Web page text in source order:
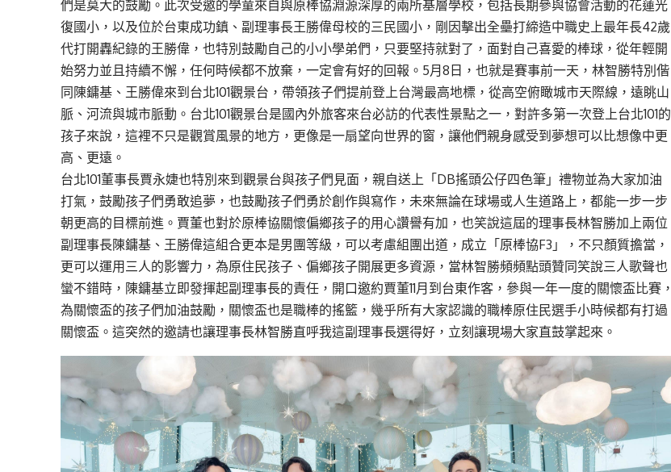
們是莫大的鼓勵。此次受邀的學童來自與原棒協淵源深厚的兩所基層學校，包括長期參與協會活動的花蓮光
復國小，以及位於台東成功鎮、副理事長王勝偉母校的三民國小，剛因擊出全壘打締造中職史上最年長42歲
代打開轟紀錄的王勝偉，也特別鼓勵自己的小小學弟們，只要堅持就對了，面對自己喜愛的棒球，從年輕開
始努力並且持續不懈，任何時候都不放棄，一定會有好的回報。5月8日，也就是賽事前一天，林智勝特別偕
同陳鏞基、王勝偉來到台北101觀景台，帶領孩子們提前登上台灣最高地標，從高空俯瞰城市天際線，遠眺山
脈、河流與城市脈動。台北101觀景台是國內外旅客來台必訪的代表性景點之一，對許多第一次登上台北101的
孩子來說，這裡不只是觀賞風景的地方，更像是一扇望向世界的窗，讓他們親身感受到夢想可以比想像中更
高、更遠。
台北101董事長賈永婕也特別來到觀景台與孩子們見面，親自送上「DB搖頭公仔四色筆」禮物並為大家加油
打氣，鼓勵孩子們勇敢追夢，也鼓勵孩子們勇於創作與寫作，未來無論在球場或人生道路上，都能一步一步
朝更高的目標前進。賈董也對於原棒協關懷偏鄉孩子的用心讚譽有加，也笑說這屆的理事長林智勝加上兩位
副理事長陳鏞基、王勝偉這組合更本是男團等級，可以考慮組團出道，成立「原棒協F3」，不只顏質擔當，
更可以運用三人的影響力，為原住民孩子、偏鄉孩子開展更多資源，當林智勝頻頻點頭贊同笑說三人歌聲也
蠻不錯時，陳鏞基立即發揮起副理事長的責任，開口邀約賈董11月到台東作客，參與一年一度的關懷盃比賽，
為關懷盃的孩子們加油鼓勵，關懷盃也是職棒的搖籃，幾乎所有大家認識的職棒原住民選手小時候都有打過
關懷盃。這突然的邀請也讓理事長林智勝直呼我這副理事長選得好，立刻讓現場大家直鼓掌起來。